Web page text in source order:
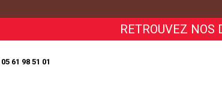
RETROUVEZ NOS
05 61 98 51 01